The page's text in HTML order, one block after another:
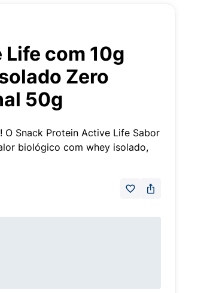
com 10g
Zero
50g
Snack Protein Active Life Sabor
biológico com whey isolado,